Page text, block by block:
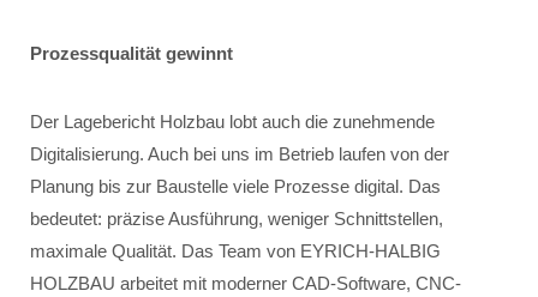
Prozessqualität gewinnt
Der Lagebericht Holzbau lobt auch die zunehmende
Digitalisierung. Auch bei uns im Betrieb laufen von der
Planung bis zur Baustelle viele Prozesse digital. Das
bedeutet: präzise Ausführung, weniger Schnittstellen,
maximale Qualität. Das Team von EYRICH-HALBIG
HOLZBAU arbeitet mit moderner CAD-Software, CNC-